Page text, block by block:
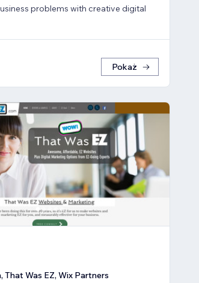
problems with creative digital
Pokaż
That Was EZ, Wix Partners